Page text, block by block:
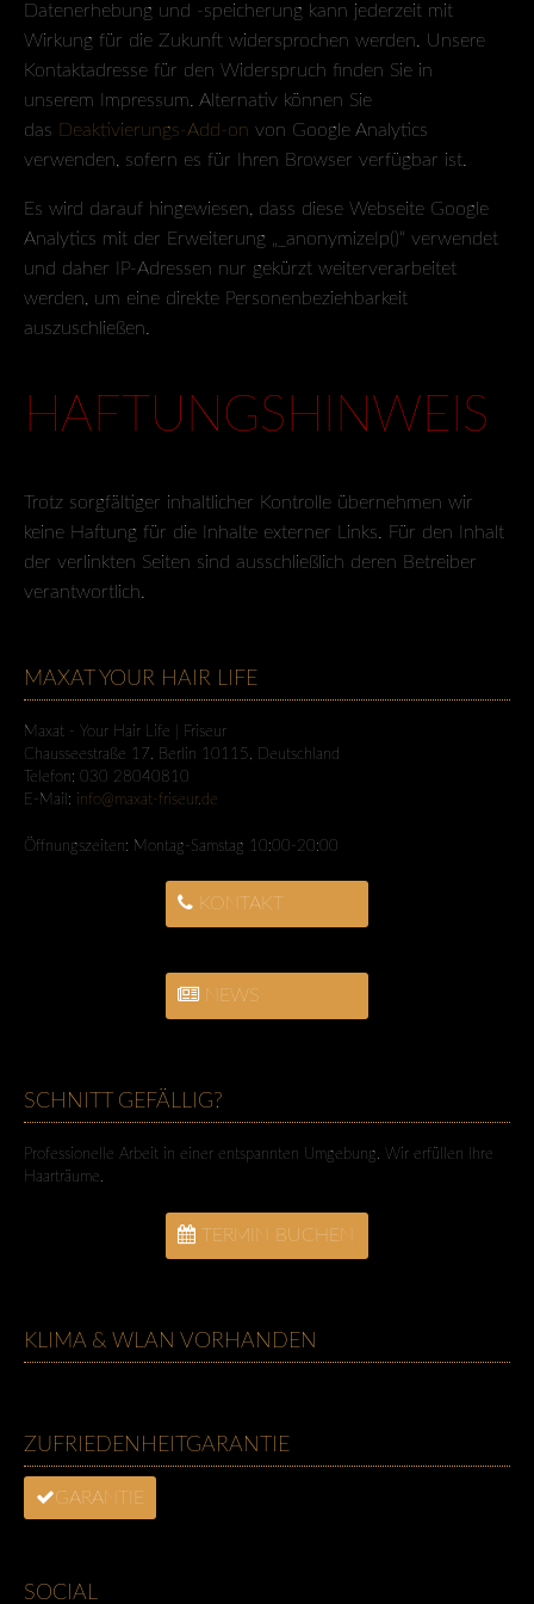
Datenerhebung und -speicherung kann jederzeit mit
Wirkung für die Zukunft widersprochen werden. Unsere
Kontaktadresse für den Widerspruch finden Sie in
unserem Impressum. Alternativ können Sie
das Deaktivierungs-Add-on von Google Analytics
verwenden, sofern es für Ihren Browser verfügbar ist.
Es wird darauf hingewiesen, dass diese Webseite Google
Analytics mit der Erweiterung „_anonymizeIp()“ verwendet
und daher IP-Adressen nur gekürzt weiterverarbeitet
werden, um eine direkte Personenbeziehbarkeit
auszuschließen.
HAFTUNGSHINWEIS
Trotz sorgfältiger inhaltlicher Kontrolle übernehmen wir
keine Haftung für die Inhalte externer Links. Für den Inhalt
der verlinkten Seiten sind ausschließlich deren Betreiber
verantwortlich.
MAXAT YOUR HAIR LIFE
Maxat - Your Hair Life | Friseur
Chausseestraße 17 , Berlin 10115, Deutschland
Telefon: 030 28040810
E-Mail: info@maxat-friseur.de
Öffnungszeiten: Montag-Samstag 10:00-20:00
KONTAKT
NEWS
SCHNITT GEFÄLLIG?
Professionelle Arbeit in einer entspannten Umgebung. Wir erfüllen Ihre
Haarträume.
TERMIN BUCHEN
KLIMA & WLAN VORHANDEN
ZUFRIEDENHEITGARANTIE
GARANTIE
SOCIAL